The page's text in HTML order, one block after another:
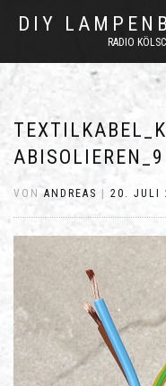
DIY
RADIO
ABISOLIEREN_9
VONANDREAS 20. JULI